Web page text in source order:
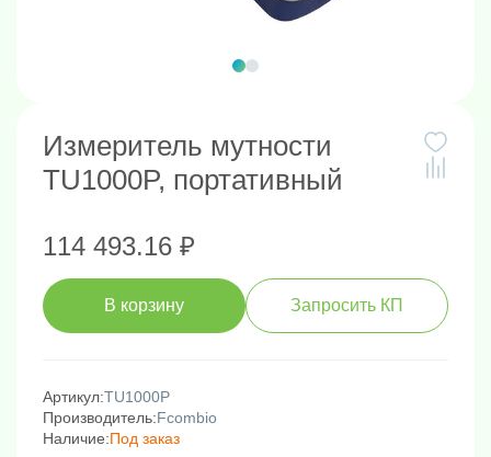
Измеритель мутности
TU1000P, портативный
114 493.16 ₽
В корзину Запросить КП
Артикул:TU1000P
Производитель:Fcombio
Наличие:Под заказ